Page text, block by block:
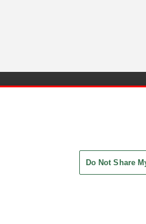
Do Not Share